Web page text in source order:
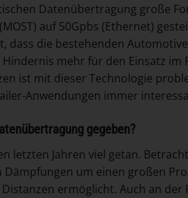
Datenübertragung große
auf 50Gpbs (Ethernet)
dass die bestehenden
mehr für den Einsatz im
ist mit dieser Technologie
Anwendungen immer
gegeben?
letzten Jahren viel getan.
um einen großen
ermöglicht. Auch an der